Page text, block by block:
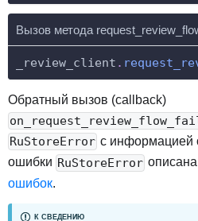
Вызов метода
_review_client .
Обратный вызов (callback)
RuStoreError с информацией
ошибки RuStoreError
ошибок.
К СВЕДЕНИЮ